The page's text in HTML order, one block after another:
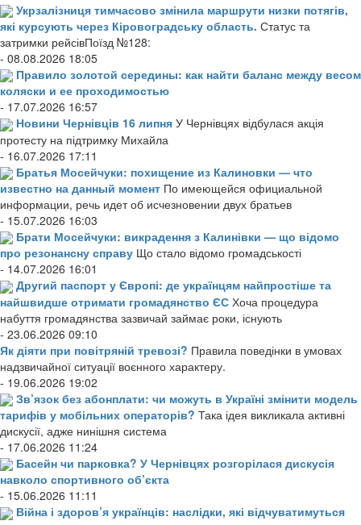
Укрзалізниця тимчасово змінила маршрути низки потягів,
які курсують через Кіровоградську область. Статус та
затримки рейсівПоїзд №128:
- 08.08.2026 18:05
Правило золотой середины: как найти баланс между весом
коляски и ее проходимостью
- 17.07.2026 16:57
Новини Чернівців 16 липня У Чернівцях відбулася акція
протесту на підтримку Михайла
- 16.07.2026 17:11
Братья Мосейчуки: похищение из Калиновки — что
известно на данный момент По имеющейся официальной
информации, речь идет об исчезновении двух братьев
- 15.07.2026 16:03
Брати Мосейчуки: викрадення з Калинівки — що відомо
про резонансну справу Що стало відомо громадськості
- 14.07.2026 16:01
Другий паспорт у Європі: де українцям найпростіше та
найшвидше отримати громадянство ЄС Хоча процедура
набуття громадянства зазвичай займає роки, існують
- 23.06.2026 09:10
Як діяти при повітряній тревозі? Правила поведінки в умовах
надзвичайної ситуації воєнного характеру.
- 19.06.2026 19:02
Зв’язок без абонплати: чи можуть в Україні змінити модель
тарифів у мобільних операторів? Така ідея викликала активні
дискусії, адже нинішня система
- 17.06.2026 11:24
Басейн чи парковка? У Чернівцях розгорілася дискусія
навколо спортивного об’єкта
- 15.06.2026 11:11
Війна і здоров’я українців: наслідки, які відчуватимуться